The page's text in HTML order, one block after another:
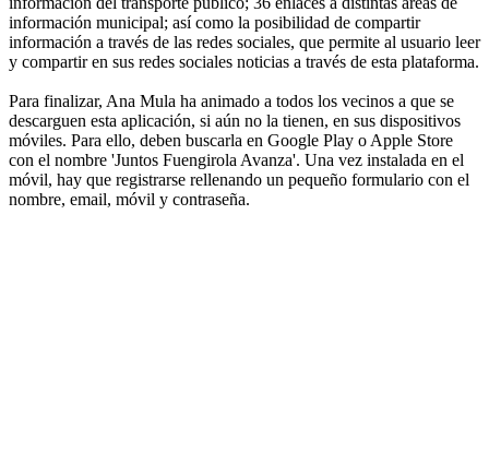
información municipal; así como la posibilidad de compartir
información a través de las redes sociales, que permite al usuario leer
y compartir en sus redes sociales noticias a través de esta plataforma.
Para finalizar, Ana Mula ha animado a todos los vecinos a que se
descarguen esta aplicación, si aún no la tienen, en sus dispositivos
móviles. Para ello, deben buscarla en Google Play o Apple Store
con el nombre 'Juntos Fuengirola Avanza'. Una vez instalada en el
móvil, hay que registrarse rellenando un pequeño formulario con el
nombre, email, móvil y contraseña.